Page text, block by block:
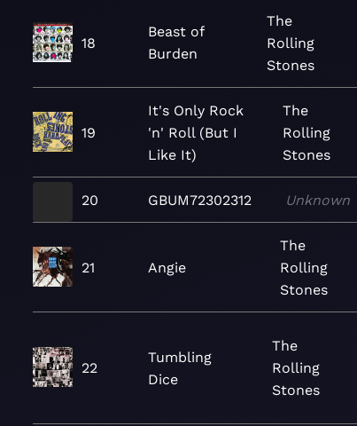
18
Beast of
Burden
The
Rolling
Stones
19
It's Only Rock
'n' Roll (But I
Like It)
The
Rolling
Stones
20 GBUM72302312 Unknown
21 Angie
The
Rolling
Stones
22
Tumbling
Dice
The
Rolling
Stones